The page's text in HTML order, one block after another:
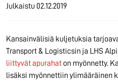
Julkaistu 02.12.2019
Kansainvälisiä kuljetuksia
Transport & Logisticsin ja LHS
liittyvät apurahat on myönnetty.
lisäksi myönnettiin ylimääräinen